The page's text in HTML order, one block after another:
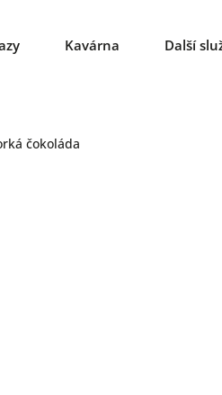
Kavárna Další
čokoláda